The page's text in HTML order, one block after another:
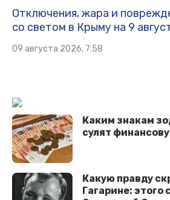
Отключения, жара и
со светом в Крыму на 9
09 августа 2026, 7:58
Каким знакам
сулят
Какую правду
Гагарине: этого